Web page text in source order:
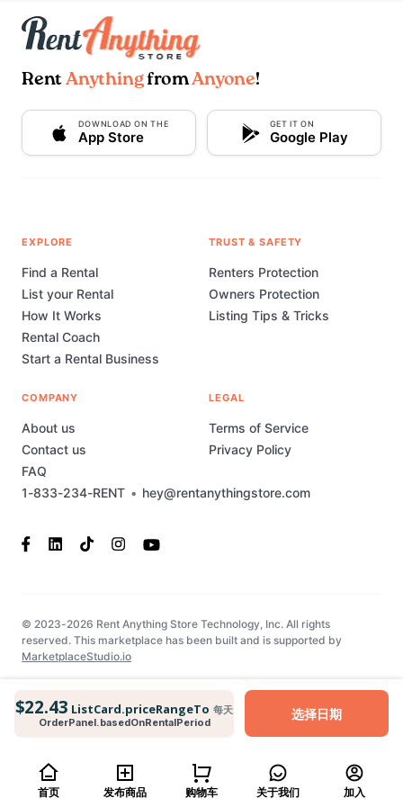
$22.43 ListCard.priceRangeTo 每天
OrderPanel.basedOnRentalPeriod
选择日期
首页 发布商品 购物车 关于我们 加入
Rent AnythingfromAnyone!
DOWNLOAD ON THE
App Store
GET IT ON
Google Play
1-833-234-RENT • hey@rentanythingstore.com
EXPLORE
Find a Rental
List your Rental
How It Works
Rental Coach
Start a Rental Business
TRUST & SAFETY
Renters Protection
Owners Protection
Listing Tips & Tricks
COMPANY
About us
Contact us
FAQ
LEGAL
Terms of Service
Privacy Policy
© 2023-2026 Rent Anything Store Technology, Inc. All rights
reserved. This marketplace has been built and is supported by
MarketplaceStudio.io